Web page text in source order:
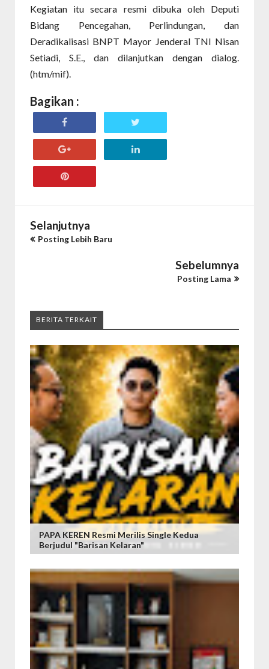
Kegiatan itu secara resmi dibuka oleh Deputi
Bidang Pencegahan, Perlindungan, dan
Deradikalisasi BNPT Mayor Jenderal TNI Nisan
Setiadi, S.E., dan dilanjutkan dengan dialog.
(htm/mif).
Bagikan :
Selanjutnya
Posting Lebih Baru
Sebelumnya
Posting Lama
BERITA TERKAIT
PAPA KEREN Resmi Merilis Single Kedua
Berjudul "Barisan Kelaran"